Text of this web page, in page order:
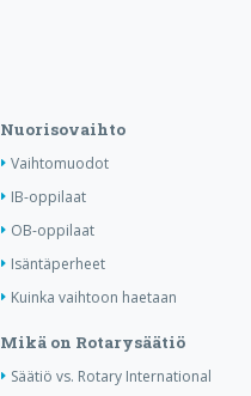
Nuorisovaihto
Vaihtomuodot
IB-oppilaat
OB-oppilaat
Isäntäperheet
Kuinka vaihtoon haetaan
Mikä on Rotarysäätiö
Säätiö vs. Rotary International